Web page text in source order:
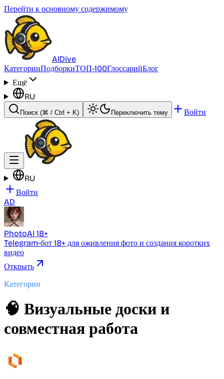
Перейти к основному содержимому
AIDive
КатегорииПодборкиТОП-100ГлоссарийБлог
Ещё
RU
Поиск (⌘ / Ctrl + K) Переключить тему Войти
RU
Войти
AD
PhotoAI 18+
Telegram-бот 18+ для оживления фото и создания коротких
видео
Открыть
Категории
🧠 Визуальные доски и
совместная работа